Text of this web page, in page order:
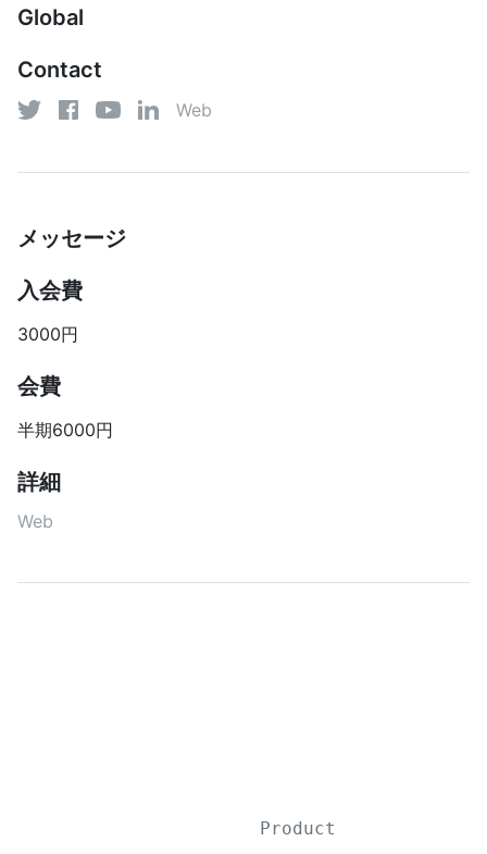
Global
Contact
YouTube
Web
メッセージ
入会費
3000円
会費
半期6000円
詳細
Web
Product